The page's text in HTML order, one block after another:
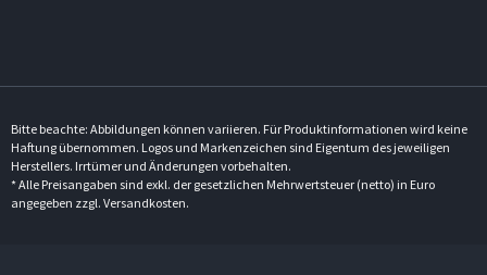
Bitte beachte: Abbildungen können variieren. Für Produktinformationen wird keine
Haftung übernommen. Logos und Markenzeichen sind Eigentum des jeweiligen
Herstellers. Irrtümer und Änderungen vorbehalten.
* Alle Preisangaben sind exkl. der gesetzlichen Mehrwertsteuer (netto) in Euro
angegeben zzgl. Versandkosten.